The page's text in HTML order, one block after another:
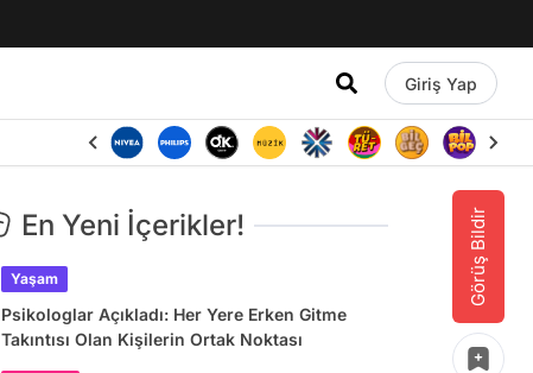
Giriş Yap
Görüş Bildir
En Yeni İçerikler!
Yaşam
Psikologlar Açıkladı: Her Yere Erken Gitme
Takıntısı Olan Kişilerin Ortak Noktası